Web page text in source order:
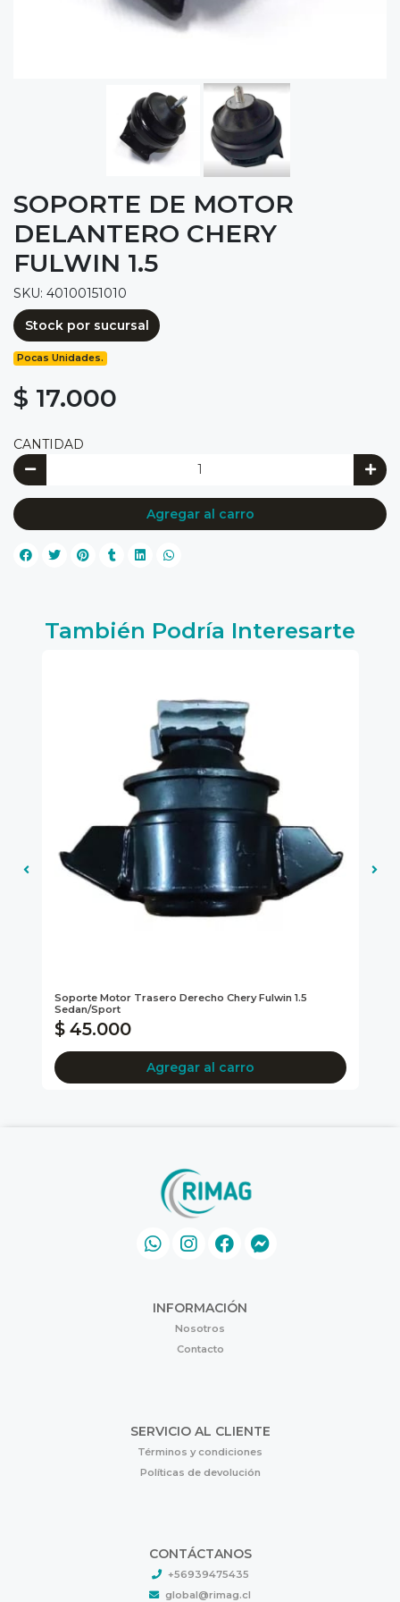
SOPORTE DE MOTOR
DELANTERO CHERY
FULWIN 1.5
SKU: 40100151010
Stock por sucursal
Pocas Unidades.
$ 17.000
CANTIDAD
Agregar al carro
También Podría Interesarte
Soporte Motor Trasero Derecho Chery Fulwin 1.5
Sedan/sport
$ 45.000
Agregar al carro
INFORMACIÓN
Nosotros
Contacto
SERVICIO AL CLIENTE
Términos y condiciones
Políticas de devolución
CONTÁCTANOS
+56939475435
global@rimag.cl